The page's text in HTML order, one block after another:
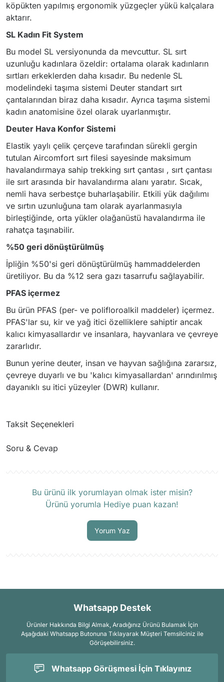
köpükten yapılmış ergonomik yüzgeçler yükü kalçalara
aktarır.
SL Kadın Fit System
Bu model SL versiyonunda da mevcuttur. SL sırt
uzunluğu kadınlara özeldir: ortalama olarak kadınların
sırtları erkeklerden daha kısadır. Bu nedenle SL
modelindeki taşıma sistemi Deuter standart sırt
çantalarından biraz daha kısadır. Ayrıca taşıma sistemi
kadın anatomisine özel olarak uyarlanmıştır.
Deuter Hava Konfor Sistemi
Elastik yaylı çelik çerçeve tarafından sürekli gergin
tutulan Aircomfort sırt filesi sayesinde maksimum
havalandırmaya sahip trekking sırt çantası , sırt çantası
ile sırt arasında bir havalandırma alanı yaratır. Sıcak,
nemli hava serbestçe buharlaşabilir. Etkili yük dağılımı
ve sırtın uzunluğuna tam olarak ayarlanmasıyla
birleştiğinde, orta yükler olağanüstü havalandırma ile
rahatça taşınabilir.
%50 geri dönüştürülmüş
İpliğin %50'si geri dönüştürülmüş hammaddelerden
üretiliyor. Bu da %12 sera gazı tasarrufu sağlayabilir.
PFAS içermez
Bu ürün PFAS (per- ve polifloroalkil maddeler) içermez.
PFAS'lar su, kir ve yağ itici özelliklere sahiptir ancak
kalıcı kimyasallardır ve insanlara, hayvanlara ve çevreye
zararlıdır.
Bunun yerine deuter, insan ve hayvan sağlığına zararsız,
çevreye duyarlı ve bu 'kalıcı kimyasallardan' arındırılmış
dayanıklı su itici yüzeyler (DWR) kullanır.
Taksit Seçenekleri
Soru & Cevap
Bu ürünü ilk yorumlayan olmak ister misin?
Ürünü yorumla Hediye puan kazan!
Yorum Yaz
Whatsapp Destek
Ürünler Hakkında Bilgi Almak, Aradığınız Ürünü Bulamak İçin
Aşağıdaki Whatsapp Butonuna Tıklayarak Müşteri Temsilciniz ile
Görüşebilirsiniz.
Whatsapp Görüşmesi İçin Tıklayınız